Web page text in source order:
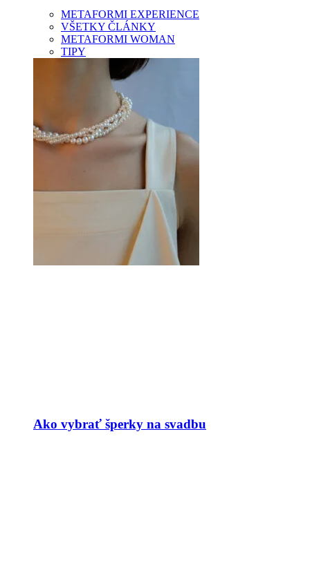
METAFORMI EXPERIENCE
VŠETKY ČLÁNKY
METAFORMI WOMAN
TIPY
Ako vybrať šperky na svadbu